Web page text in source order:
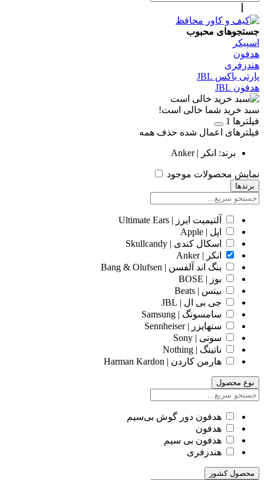
جستجوهای محبوب
اسپیکر
هدفون
هندزفری
پارتی باکس JBL
هدفون JBL
سبد خرید شما خالی است!
فیلترها 1
فیلترهای اعمال شده حذف همه
برند: انکر | Anker
نمایش محصولات موجود
برندها
آلتیمیت ایرز | Ultimate Ears
اپل | Apple
اسکال کندی | Skullcandy
انکر | Anker
بنگ اند آلفسن | Bang & Olufsen
بوز | BOSE
بیتس | Beats
جی بی ال | JBL
سامسونگ | Samsung
سنهایزر | Sennheiser
سونی | Sony
ناتینگ | Nothing
هارمن کاردن | Harman Kardon
نوع محصول
هدفون دور گوش بی‌سیم
هدفون
هدفون بی سیم
هندزفری
محصول کشور